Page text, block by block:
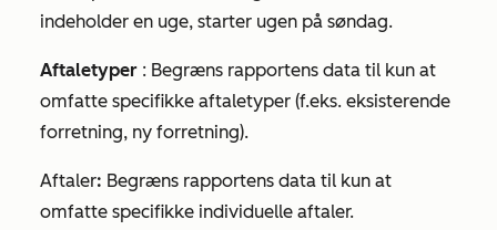
indeholder en uge, starter ugen på søndag.
Aftaletyper : Begræns rapportens data til kun at
omfatte specifikke aftaletyper (f.eks. eksisterende
forretning, ny forretning).
Aftaler: Begræns rapportens data til kun at
omfatte specifikke individuelle aftaler.